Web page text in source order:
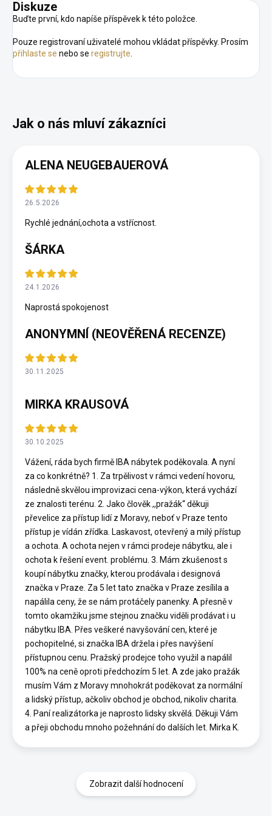
Diskuze
Buďte první, kdo napíše příspěvek k této položce.
Pouze registrovaní uživatelé mohou vkládat příspěvky. Prosím
přihlaste se nebo se registrujte
ALENA NEUGEBAUEROVÁ
26.5.2026
Rychlé jednání,ochota a vstřícnost.
ŠÁRKA
24.1.2026
Naprostá spokojenost
ANONYMNÍ (NEOVĚŘENÁ RECENZE)
30.11.2025
MIRKA KRAUSOVÁ
30.10.2025
Vážení, ráda bych firmě IBA nábytek poděkovala. A nyní
za co konkrétně? 1. Za trpělivost v rámci vedení hovoru,
následně skvělou improvizaci cena-výkon, která vychází
ze znalosti terénu. 2. Jako člověk ,,pražák“ děkuji
převelice za přístup lidí z Moravy, neboť v Praze tento
přístup je vídán zřídka. Laskavost, otevřený a milý přístup
a ochota. A ochota nejen v rámci prodeje nábytku, ale i
ochota k řešení event. problému. 3. Mám zkušenost s
koupí nábytku značky, kterou prodávala i designová
značka v Praze. Za 5 let tato značka v Praze zesílila a
napálila ceny, že se nám protáčely panenky. A přesně v
tomto okamžiku jsme stejnou značku viděli prodávat i u
nábytku IBA. Přes veškeré navyšování cen, které je
pochopitelné, si značka IBA držela i přes navýšení
přístupnou cenu. Pražský prodejce toho využil a napálil
100% na ceně oproti předchozím 5 let. A zde jako pražák
musím Vám z Moravy mnohokrát poděkovat za normální
a lidský přístup, ačkoliv obchod je obchod, nikoliv charita.
4. Paní realizátorka je naprosto lidsky skvělá. Děkuji Vám
a přeji obchodu mnoho požehnání do dalších let. Mirka K.
Zobrazit další hodnocení